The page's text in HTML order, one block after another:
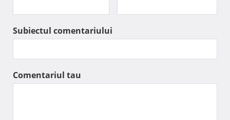
Subiectul comentariului
Comentariul tau